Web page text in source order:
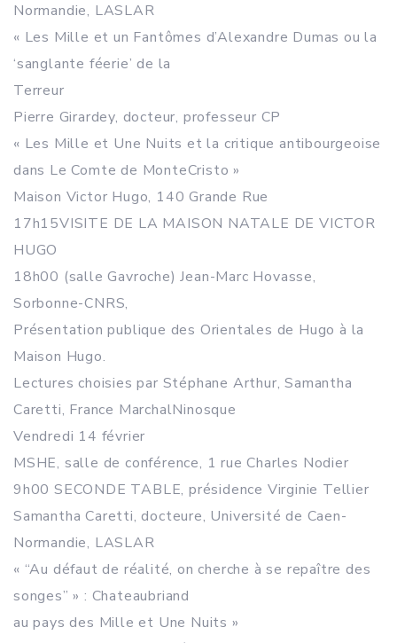
Normandie, LASLAR
« Les Mille et un Fantômes d’Alexandre Dumas ou la
‘sanglante féerie’ de la
Terreur
Pierre Girardey, docteur, professeur CP
« Les Mille et Une Nuits et la critique antibourgeoise
dans Le Comte de MonteCristo »
Maison Victor Hugo, 140 Grande Rue
17h15VISITE DE LA MAISON NATALE DE VICTOR
HUGO
18h00 (salle Gavroche) Jean-Marc Hovasse,
Sorbonne-CNRS,
Présentation publique des Orientales de Hugo à la
Maison Hugo.
Lectures choisies par Stéphane Arthur, Samantha
Caretti, France MarchalNinosque
Vendredi 14 février
MSHE, salle de conférence, 1 rue Charles Nodier
9h00 SECONDE TABLE, présidence Virginie Tellier
Samantha Caretti, docteure, Université de Caen-
Normandie, LASLAR
« “Au défaut de réalité, on cherche à se repaître des
songes” » : Chateaubriand
au pays des Mille et Une Nuits »